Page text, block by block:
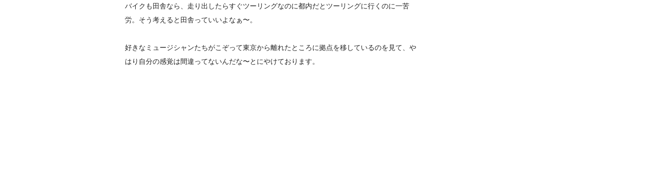
バイクも田舎なら、走り出したらすぐツーリングなのに都内だとツーリングに行くのに一苦
労。そう考えると田舎っていいよなぁ〜。
好きなミュージシャンたちがこぞって東京から離れたところに拠点を移しているのを見て、や
はり自分の感覚は間違ってないんだな〜とにやけております。